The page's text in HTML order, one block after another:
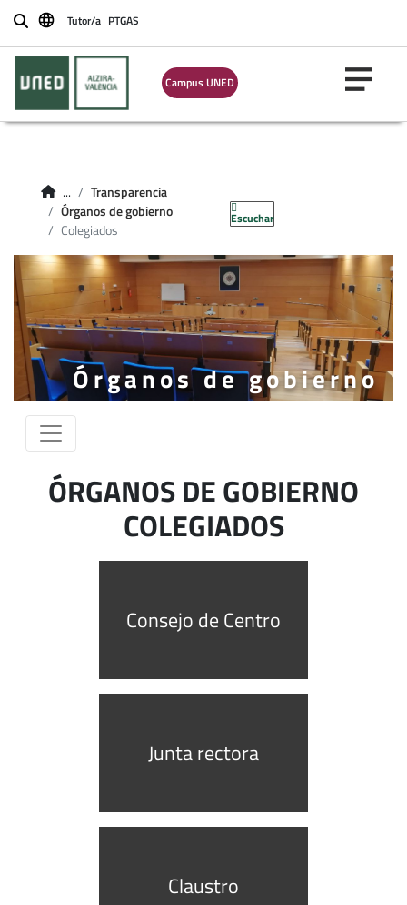
Buscar
Tutor/a PTGAS
Campus UNED
...
Transparencia
Órganos de gobierno
Colegiados
Escuchar
Órganos de gobierno
ÓRGANOS DE GOBIERNO
COLEGIADOS
Consejo de Centro
Junta rectora
Claustro